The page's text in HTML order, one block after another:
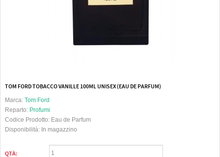
TOM FORD TOBACCO VANILLE 100ML UNISEX (EAU DE PARFUM)
Marca: Tom Ford
Reparto: Profumi
Codice Prodotto: Eau de Parfum
Disponibilità: In magazzino
QTÀ: